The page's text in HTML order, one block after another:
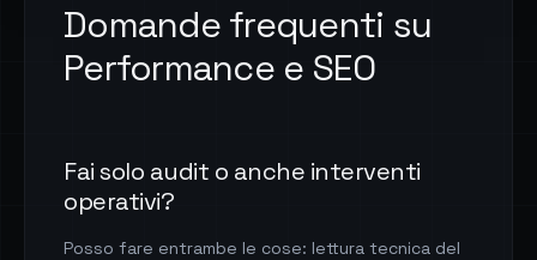
Domande frequenti su
Performance e SEO
Fai solo audit o anche interventi
operativi?
Posso fare entrambe le cose: lettura tecnica del